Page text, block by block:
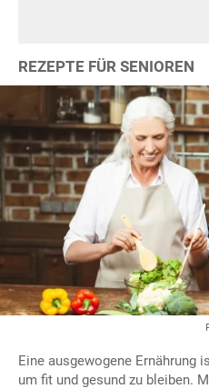
REZEPTE FÜR SENIOREN
Eine ausgewogene Ernährung
um fit und gesund zu bleiben.